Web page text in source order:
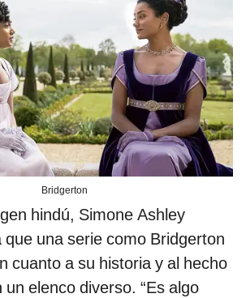
Bridgerton
hindú, Simone Ashley
una serie como Bridgerton
cuanto a su historia y al hecho
elenco diverso. “Es algo